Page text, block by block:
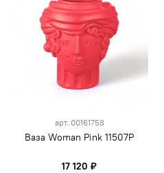
арт. 00161758
Ваза Woman Pink 11507P
17 120 ₽